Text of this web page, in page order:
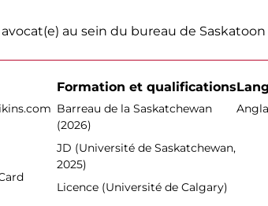
au sein du bureau de
Formation et qualifications
Barreau de la Saskatchewan
(2026)
JD (Université de Saskatchewan,
2025)
Licence (Université de Calgary)